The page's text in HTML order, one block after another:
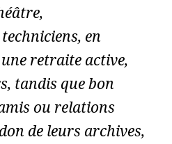
en
retraite active,
tandis que bon
ou relations
de leurs archives,